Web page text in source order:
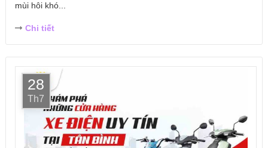
mùi hôi khó...
Chi tiết
28
Th7